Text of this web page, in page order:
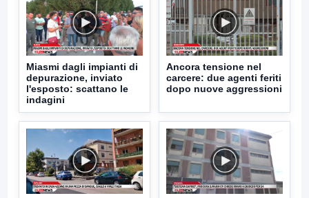
Miasmi dagli impianti di
depurazione, inviato
l'esposto: scattano le
indagini
Ancora tensione nel
carcere: due agenti feriti
dopo nuove aggressioni